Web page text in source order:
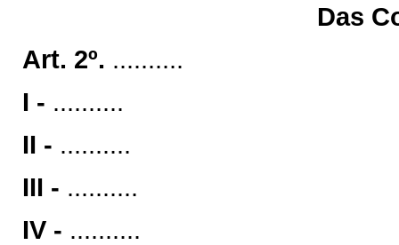
Das
Art. 2º. ..........
I - ..........
II - ..........
III - ..........
IV - ..........